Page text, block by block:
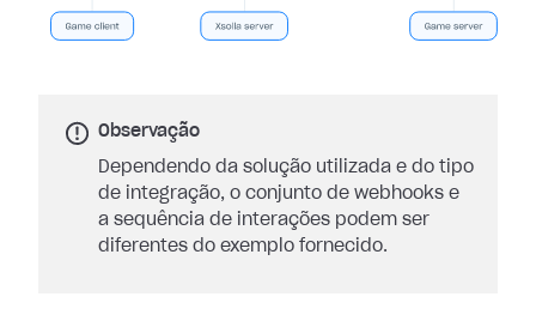
Observação
Dependendo da solução utilizada e do tipo
de integração, o conjunto de webhooks e
a sequência de interações podem ser
diferentes do exemplo fornecido.